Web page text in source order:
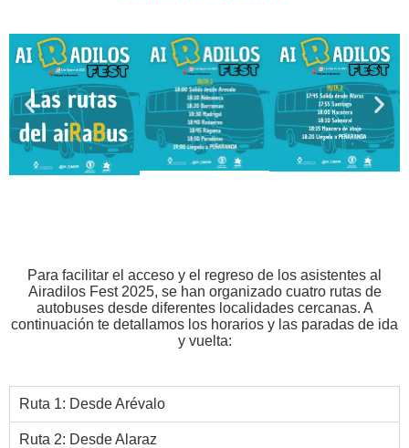
Para facilitar el acceso y el regreso de los asistentes al
Airadilos Fest 2025, se han organizado cuatro rutas de
autobuses desde diferentes localidades cercanas. A
continuación te detallamos los horarios y las paradas de ida
y vuelta:
Ruta 1: Desde Arévalo
Ruta 2: Desde Alaraz